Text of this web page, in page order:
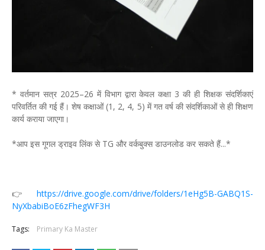
* वर्तमान सत्र 2025–26 में विभाग द्वारा केवल कक्षा 3 की ही शिक्षक संदर्शिकाएं
परिवर्तित की गई हैं। शेष कक्षाओं (1, 2, 4, 5) में गत वर्ष की संदर्शिकाओं से ही शिक्षण
कार्य कराया जाएगा।
*आप इस गूगल ड्राइव लिंक से TG और वर्कबुक्स डाउनलोड कर सकते हैं...*
👉 https://drive.google.com/drive/folders/1eHg5B-GABQ1S-
NyXbabiBoE6zFhegWF3H
Tags: Primary Ka Master